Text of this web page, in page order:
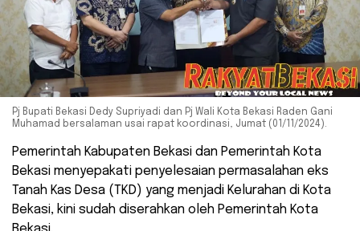
Pj Bupati Bekasi Dedy Supriyadi dan Pj Wali Kota Bekasi Raden Gani
Muhamad bersalaman usai rapat koordinasi, Jumat (01/11/2024).
Pemerintah Kabupaten Bekasi dan Pemerintah Kota
Bekasi menyepakati penyelesaian permasalahan eks
Tanah Kas Desa (TKD) yang menjadi Kelurahan di Kota
Bekasi, kini sudah diserahkan oleh Pemerintah Kota